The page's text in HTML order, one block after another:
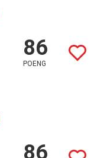
86
POENG
86